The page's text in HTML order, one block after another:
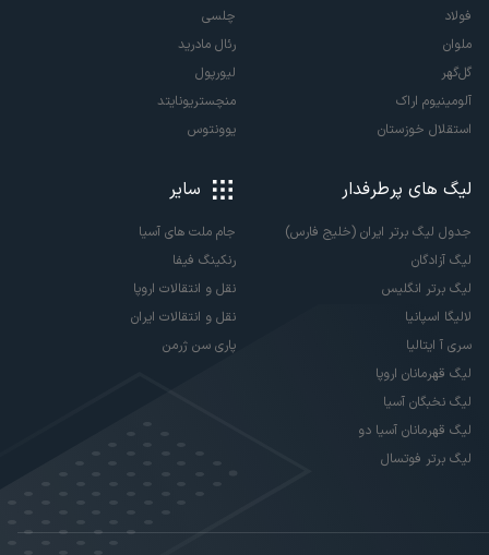
فولاد
ملوان
گل‌گهر
آلومینیوم اراک
استقلال خوزستان
چلسی
رئال مادرید
لیورپول
منچستریونایتد
یوونتوس
لیگ های پرطرفدار
جدول لیگ برتر ایران (خلیج فارس)
لیگ آزادگان
لیگ برتر انگلیس
لالیگا اسپانیا
سری آ ایتالیا
لیگ قهرمانان اروپا
لیگ نخبگان آسیا
لیگ قهرمانان آسیا دو
لیگ برتر فوتسال
سایر
جام ملت های آسیا
رنکینگ فیفا
نقل و انتقالات اروپا
نقل و انتقالات ایران
پاری سن ژرمن